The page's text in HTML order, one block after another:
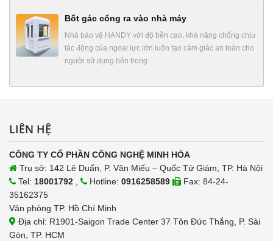
Bốt gác cổng ra vào nhà máy
Nhà bảo vệ HANDY với độ bền cao, khả năng chống chịu
tác động của ngoại lực lớn luôn tạo cảm giác an toàn cho
người sử dụng bên trong
LIÊN HỆ
CÔNG TY CỔ PHẦN CÔNG NGHỆ MINH HÒA
Trụ sở: 142 Lê Duẩn, P. Văn Miếu – Quốc Tử Giám, TP. Hà Nội
Tel: 18001792 Hotline: 0916258589
Fax: 84-24-
35162375
Văn phòng TP. Hồ Chí Minh
Địa chỉ: R1901-Saigon Trade Center 37 Tôn Đức Thắng, P. Sài
Gòn, TP. HCM